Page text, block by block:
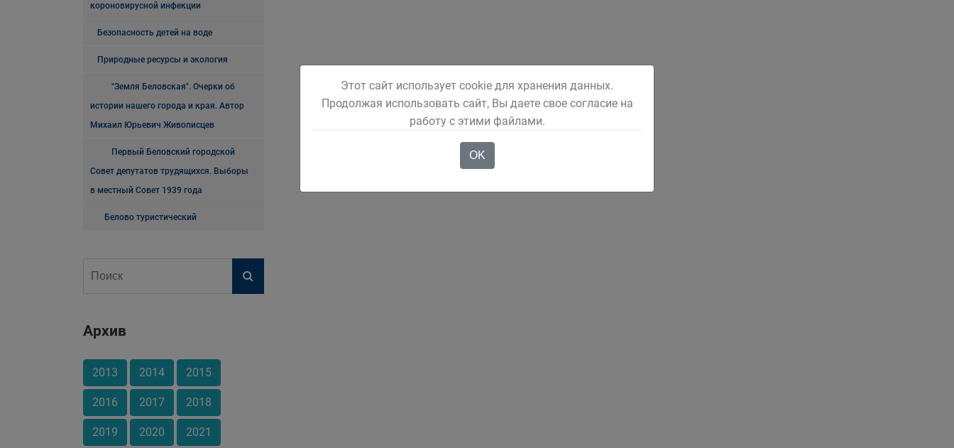
короновирусной инфекции
Безопасность детей на воде
Природные ресурсы и экология
"Земля Беловская". Очерки об
истории нашего города и края. Автор
Михаил Юрьевич Живописцев
Первый Беловский городской
Совет депутатов трудящихся. Выборы
в местный Совет 1939 года
Белово туристический
Архив
2013 2014 2015
2016 2017 2018
2019 2020 2021
Этот сайт использует cookie для хранения данных.
Продолжая использовать сайт, Вы даете свое согласие на
работу с этими файлами.
OK